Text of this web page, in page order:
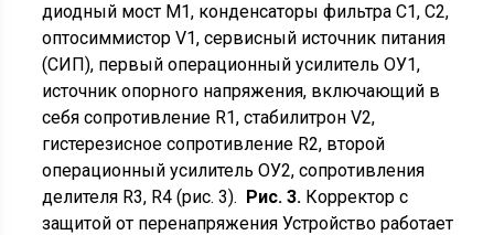
диодный мост М1, конденсаторы фильтра С1, С2,
оптосиммистор V1, сервисный источник питания
(СИП), первый операционный усилитель ОУ1,
источник опорного напряжения, включающий в
себя сопротивление R1, стабилитрон V2,
гистерезисное сопротивление R2, второй
операционный усилитель ОУ2, сопротивления
делителя R3, R4 (рис. 3). Рис. 3. Корректор с
защитой от перенапряжения Устройство работает